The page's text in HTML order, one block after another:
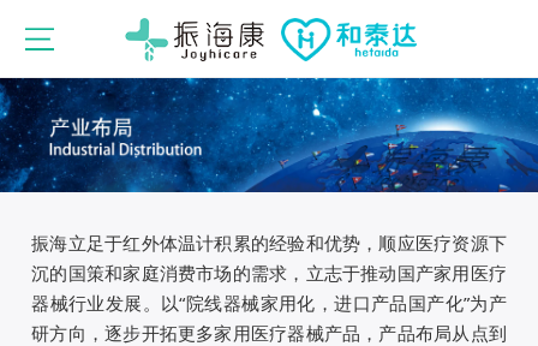
振海立足于红外体温计积累的经验和优势，顺应医疗资源下
沉的国策和家庭消费市场的需求，立志于推动国产家用医疗
器械行业发展。以“院线器械家用化，进口产品国产化”为产
研方向，逐步开拓更多家用医疗器械产品，产品布局从点到